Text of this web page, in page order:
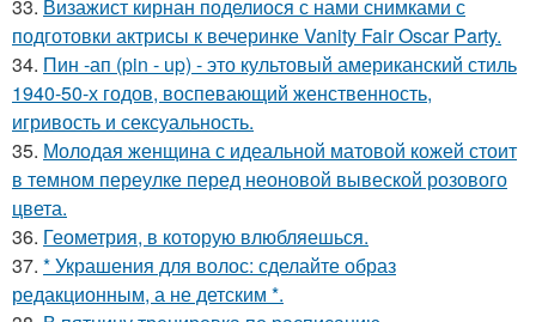
33. Визажист кирнан поделиося с нами снимками с
подготовки актрисы к вечеринке Vanity Fair Oscar Party.
34. Пин -ап (pin - up) - это культовый американский стиль
1940-50-х годов, воспевающий женственность,
игривость и сексуальность.
35. Молодая женщина с идеальной матовой кожей стоит
в темном переулке перед неоновой вывеской розового
цвета.
36. Геометрия, в которую влюбляешься.
37. * Украшения для волос: сделайте образ
редакционным, а не детским *.